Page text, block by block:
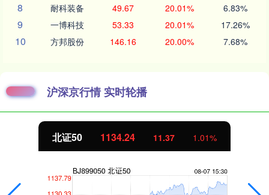
8 耐科装备 49.67 20.01% 6.83%
9 一博科技 53.33 20.01% 17.26%
10 方邦股份 146.16 20.00% 7.68%
沪深京行情 实时轮播
北证50 1134.24 11.37 1.01%